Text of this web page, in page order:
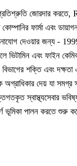
প্রতিশ্রুতি জোরদার করতে,
ফার্মা এবং
দেওয়ার জন্য - 1999
ভিটামিন এবং ফাইন
শক্তি এবং
অগ্রাধিকার দেয় যা সমগ্র
স্বাস্থ্যসেবার
ভূমিকা পালন করতে শুরু